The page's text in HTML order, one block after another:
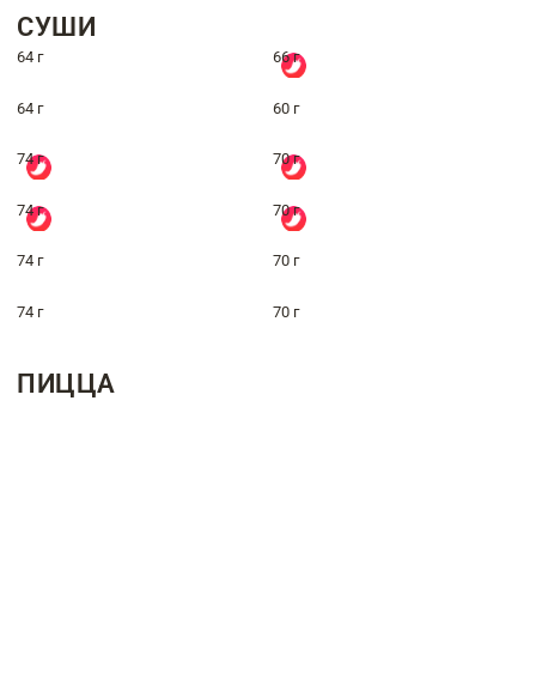
СУШИ
64 г 66 г
64 г 60 г
74 г 70 г
74 г 70 г
74 г 70 г
74 г 70 г
ПИЦЦА